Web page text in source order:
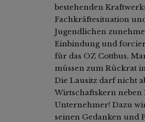
bestehenden
Fachkräftesituation
Jugendlichen
Einbindung und
für das OZ Cottbus,
müssen zum Rückrat
Die Lausitz darf nicht
Wirtschaftskern neben
Unternehmer! Dazu
seinen Gedanken und